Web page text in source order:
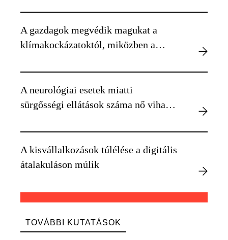
A gazdagok megvédik magukat a
klímakockázatoktól, miközben a
válnak
A neurológiai esetek miatti
sürgősségi ellátások száma nő viharos
A kisvállalkozások túlélése a digitális
átalakuláson múlik
TOVÁBBI KUTATÁSOK